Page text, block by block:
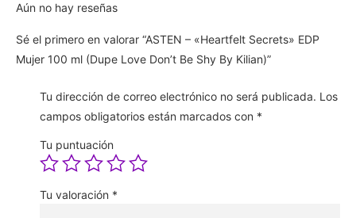
Aún no hay reseñas
Sé el primero en valorar “ASTEN – «Heartfelt Secrets» EDP
Mujer 100 ml (Dupe Love Don’t Be Shy By Kilian)”
Tu dirección de correo electrónico no será publicada. Los
campos obligatorios están marcados con *
Tu puntuación
Tu valoración *